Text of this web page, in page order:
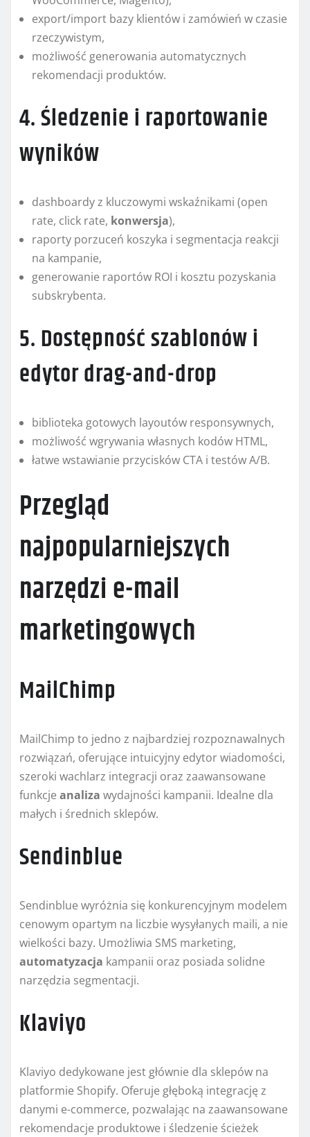
export/import bazy klientów i zamówień w czasie
rzeczywistym,
możliwość generowania automatycznych
rekomendacji produktów.
4. Śledzenie i raportowanie
wyników
dashboardy z kluczowymi wskaźnikami (open
rate, click rate, konwersja),
raporty porzuceń koszyka i segmentacja reakcji
na kampanie,
generowanie raportów ROI i kosztu pozyskania
subskrybenta.
5. Dostępność szablonów i
edytor drag-and-drop
biblioteka gotowych layoutów responsywnych,
możliwość wgrywania własnych kodów HTML,
łatwe wstawianie przycisków CTA i testów A/B.
Przegląd
najpopularniejszych
narzędzi e-mail
marketingowych
MailChimp
MailChimp to jedno z najbardziej rozpoznawalnych
rozwiązań, oferujące intuicyjny edytor wiadomości,
szeroki wachlarz integracji oraz zaawansowane
funkcje analiza wydajności kampanii. Idealne dla
małych i średnich sklepów.
Sendinblue
Sendinblue wyróżnia się konkurencyjnym modelem
cenowym opartym na liczbie wysyłanych maili, a nie
wielkości bazy. Umożliwia SMS marketing,
automatyzacja kampanii oraz posiada solidne
narzędzia segmentacji.
Klaviyo
Klaviyo dedykowane jest głównie dla sklepów na
platformie Shopify. Oferuje głęboką integrację z
danymi e-commerce, pozwalając na zaawansowane
rekomendacje produktowe i śledzenie ścieżek